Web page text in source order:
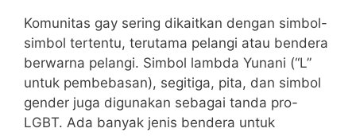
Komunitas gay sering dikaitkan dengan simbol-
simbol tertentu, terutama pelangi atau bendera
berwarna pelangi. Simbol lambda Yunani (“L”
untuk pembebasan), segitiga, pita, dan simbol
gender juga digunakan sebagai tanda pro-
LGBT. Ada banyak jenis bendera untuk